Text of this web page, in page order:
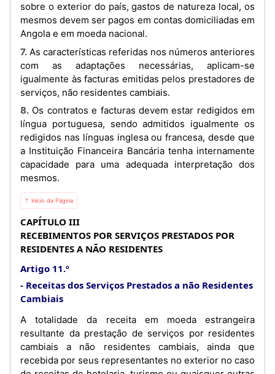
sobre o exterior do país, gastos de natureza local, os
mesmos devem ser pagos em contas domiciliadas em
Angola e em moeda nacional.
7. As características referidas nos números anteriores
com as adaptações necessárias, aplicam-se
igualmente às facturas emitidas pelos prestadores de
serviços, não residentes cambiais.
8. Os contratos e facturas devem estar redigidos em
língua portuguesa, sendo admitidos igualmente os
redigidos nas línguas inglesa ou francesa, desde que
a Instituição Financeira Bancária tenha internamente
capacidade para uma adequada interpretação dos
mesmos.
⇡ Início da Página
CAPÍTULO III
RECEBIMENTOS POR SERVIÇOS PRESTADOS POR
RESIDENTES A NÃO RESIDENTES
Artigo 11.º
Receitas dos Serviços Prestados a não Residentes
Cambiais
A totalidade da receita em moeda estrangeira
resultante da prestação de serviços por residentes
cambiais a não residentes cambiais, ainda que
recebida por seus representantes no exterior no caso